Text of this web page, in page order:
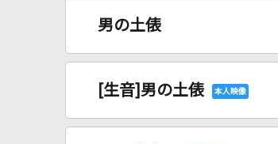
男の土俵
[生音]男の土俵